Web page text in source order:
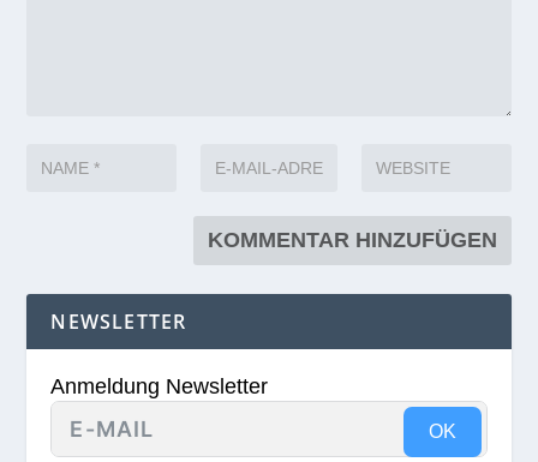
NEWSLETTER
Anmeldung Newsletter
OK